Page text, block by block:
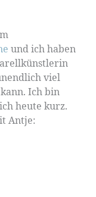
und ich haben
viel
Ich bin
heute kurz.
Antje: